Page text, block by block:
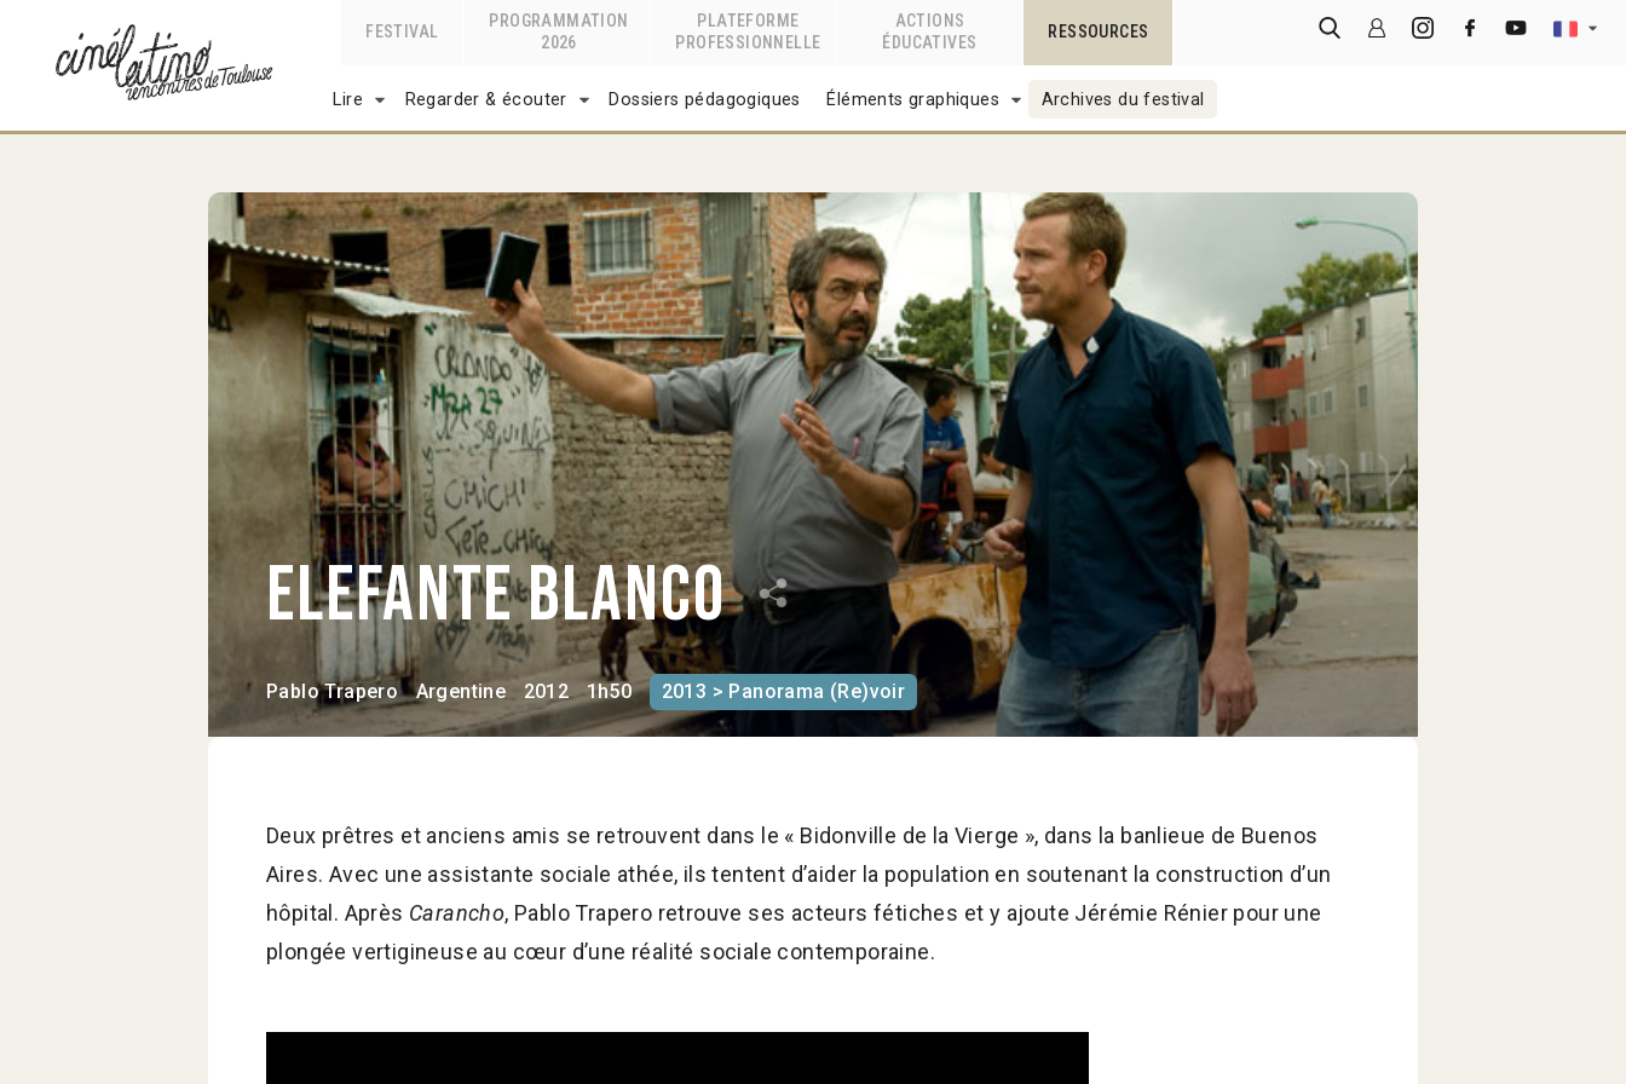
FESTIVAL
PROGRAMMATION
2026
PLATEFORME
PROFESSIONNELLE
ACTIONS
ÉDUCATIVES
RESSOURCES
Lire Regarder & écouter Dossiers pédagogiques Éléments graphiques Archives du festival
Elefante blanco
Pablo Trapero Argentine 2012 1h50 2013 > Panorama (Re)voir
Deux prêtres et anciens amis se retrouvent dans le « Bidonville de la Vierge », dans la banlieue de Buenos
Aires. Avec une assistante sociale athée, ils tentent d’aider la population en soutenant la construction d’un
hôpital. Après Carancho, Pablo Trapero retrouve ses acteurs fétiches et y ajoute Jérémie Rénier pour une
plongée vertigineuse au cœur d’une réalité sociale contemporaine.